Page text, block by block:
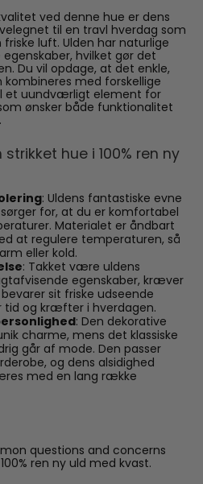
ved denne hue er dens
til en travl hverdag som
luft. Ulden har naturlige
hvilket gør det
Du vil opdage, at det enkle,
med forskellige
et uundværligt element for
ønsker både funktionalitet
hue i 100% ren ny
: Uldens fantastiske evne
for, at du er komfortabel
Materialet er åndbart
at regulere temperaturen, så
eller kold.
: Takket være uldens
egenskaber, kræver
sit friske udseende
tid og kræfter i hverdagen.
: Den dekorative
charme, mens det klassiske
går af mode. Den passer
og dens alsidighed
med en lang række
questions and concerns
ren ny uld med kvast.